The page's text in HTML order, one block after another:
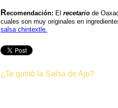
Recomendación: El recetario de
cuales son muy originales en
salsa chintextle.
¿Te gustó la Salsa de Ajo?